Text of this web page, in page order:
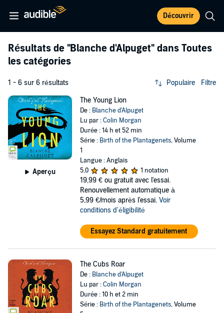
Découvrir
Résultats de "Blanche d'Alpuget" dans Toutes
les catégories
1 - 6 sur 6 résultats Populaire Filtre
Aperçu
The Young Lion
De : Blanche d'Alpuget
Lu par :Colin Morgan
Durée : 14 h et 52 min
Série : Birth of the Plantagenets, Volume
1
Langue : Anglais
5,0
1 notation
19,99 € ou gratuit avec l'essai.
Renouvellement automatique à
5,99 €/mois après l'essai. Voir
conditions d'éligibilité
Essayez Standard gratuitement
The Cubs Roar
De : Blanche d'Alpuget
Lu par :Colin Morgan
Durée : 10 h et 2 min
Série : Birth of the Plantagenets, Volume